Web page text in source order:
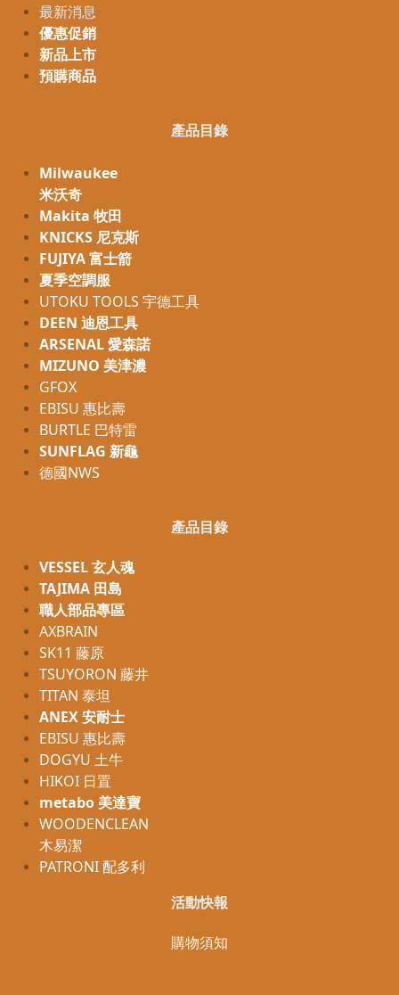
最新消息
優惠促銷
新品上市
預購商品
產品目錄
Milwaukee
米沃奇
Makita 牧田
KNICKS 尼克斯
FUJIYA 富士箭
夏季空調服
UTOKU TOOLS 宇德工具
DEEN 迪恩工具
ARSENAL 愛森諾
MIZUNO 美津濃
GFOX
EBISU 惠比壽
BURTLE 巴特雷
SUNFLAG 新龜
德國NWS
產品目錄
VESSEL 玄人魂
TAJIMA 田島
職人部品專區
AXBRAIN
SK11 藤原
TSUYORON 藤井
TITAN 泰坦
ANEX 安耐士
EBISU 惠比壽
DOGYU 土牛
HIKOI 日置
metabo 美達寶
WOODENCLEAN
木易潔
PATRONI 配多利
活動快報
購物須知